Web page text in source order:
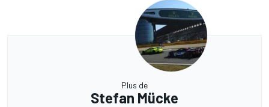
Plus de
Stefan Mücke